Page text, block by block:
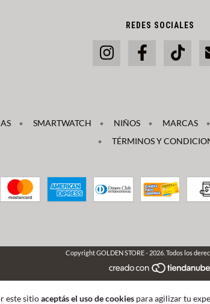
este sitioaceptás el uso de cookies para agilizar tu
REDES SOCIALES
SMARTWATCH NIÑOS MARCAS
TÉRMINOS Y
Copyright GOLDEN STORE - 2026. Todos los